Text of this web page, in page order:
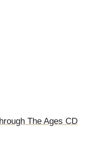
The Ages CD